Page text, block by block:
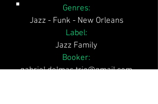
Genres:
Jazz - Funk - New Orleans
Label:
Jazz Family
Booker:
gabriel.delmas.trio@gmail.com